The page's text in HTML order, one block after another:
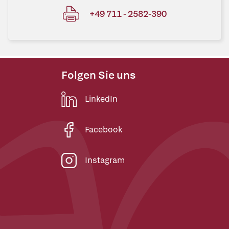
+49 711 - 2582-390
Folgen Sie uns
LinkedIn
Facebook
Instagram